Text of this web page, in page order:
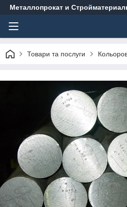
Металлопрокат и
Товари та послуги